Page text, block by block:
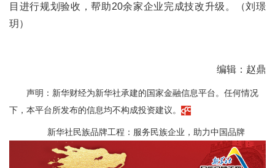
目进行规划验收，帮助20余家企业完成技改升级。（刘璟
玥）
编辑：赵鼎
声明：新华财经为新华社承建的国家金融信息平台。任何情况
下，本平台所发布的信息均不构成投资建议。
新华社民族品牌工程：服务民族企业，助力中国品牌